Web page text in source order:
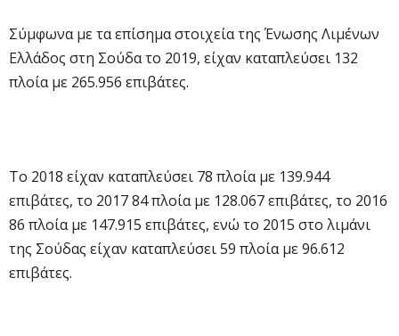
Σύμφωνα με τα επίσημα στοιχεία της Ένωσης Λιμένων
Ελλάδος στη Σούδα το 2019, είχαν καταπλεύσει 132
πλοία με 265.956 επιβάτες.
Το 2018 είχαν καταπλεύσει 78 πλοία με 139.944
επιβάτες, το 2017 84 πλοία με 128.067 επιβάτες, το 2016
86 πλοία με 147.915 επιβάτες, ενώ το 2015 στο λιμάνι
της Σούδας είχαν καταπλεύσει 59 πλοία με 96.612
επιβάτες.